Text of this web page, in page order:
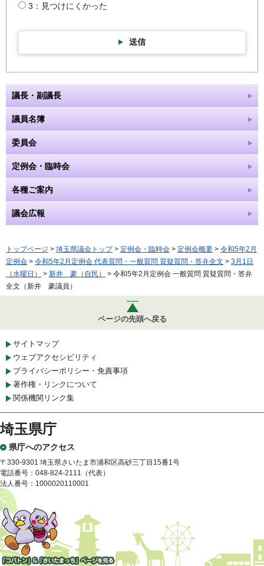
3：見つけにくかった
送信
議長・副議長
議員名簿
委員会
定例会・臨時会
各種ご案内
議会広報
トップページ > 埼玉県議会トップ> 定例会・臨時会 > 定例会概要 > 令和5年2月
定例会 > 令和5年2月定例会 代表質問・一般質問 質疑質問・答弁全文 > 3月1日
（水曜日）
> 新井 豪（自民）
> 令和5年2月定例会 一般質問 質疑質問・答弁
全文（新井 豪議員）
ページの先頭へ戻る
サイトマップ
ウェブアクセシビリティ
プライバシーポリシー・免責事項
著作権・リンクについて
関係機関リンク集
埼玉県庁
県庁へのアクセス
〒330-9301 埼玉県さいたま市浦和区高砂三丁目15番1号
電話番号：048-824-2111（代表）
法人番号：1000020110001
「コバトン」&「さいたまっ